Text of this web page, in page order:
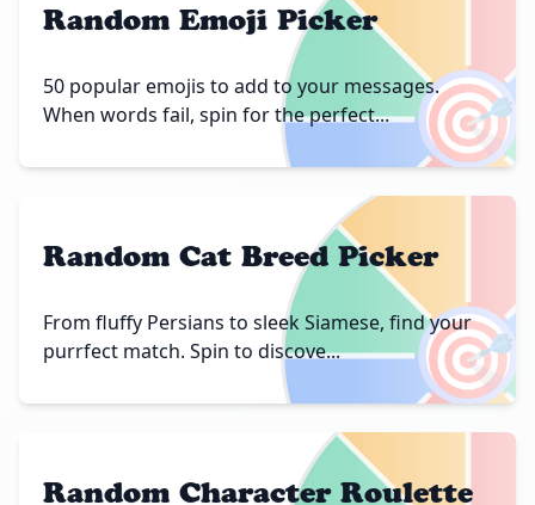
🎯
Random Emoji Picker
50 popular emojis to add to your messages.
When words fail, spin for the perfect...
🎯
Random Cat Breed Picker
From fluffy Persians to sleek Siamese, find your
purrfect match. Spin to discove...
Random Character Roulette